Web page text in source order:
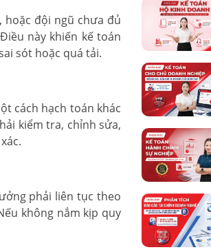
hoặc đội ngũ chưa đủ
này khiến kế toán
sót hoặc quá tải.
cách hạch toán khác
kiểm tra, chỉnh sửa,
phải liên tục theo
không nắm kịp quy